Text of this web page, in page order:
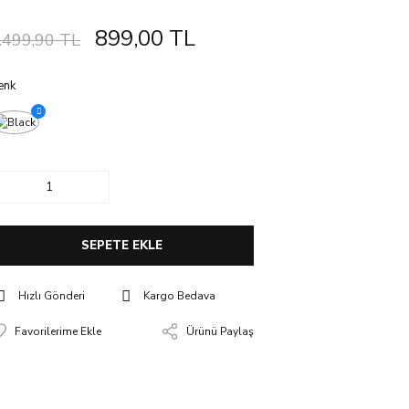
TL 899,00 TL
SEPETE EKLE
Hızlı Gönderi Kargo Bedava
Ürünü Paylaş